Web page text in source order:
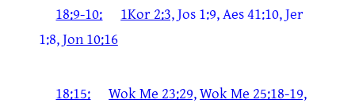
18:9-10: 1Kor 2:3,Jos 1:9, Aes 41:10, Jer
1:8,Jon 10:16
18:15: Wok Me 23:29,Wok Me 25:18-19,